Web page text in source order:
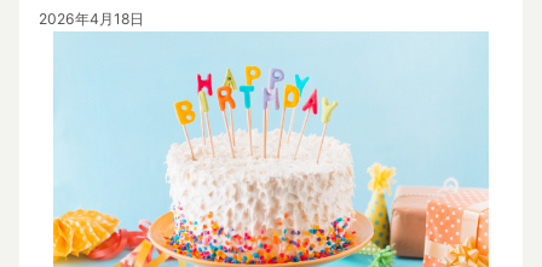
2026年4月18日